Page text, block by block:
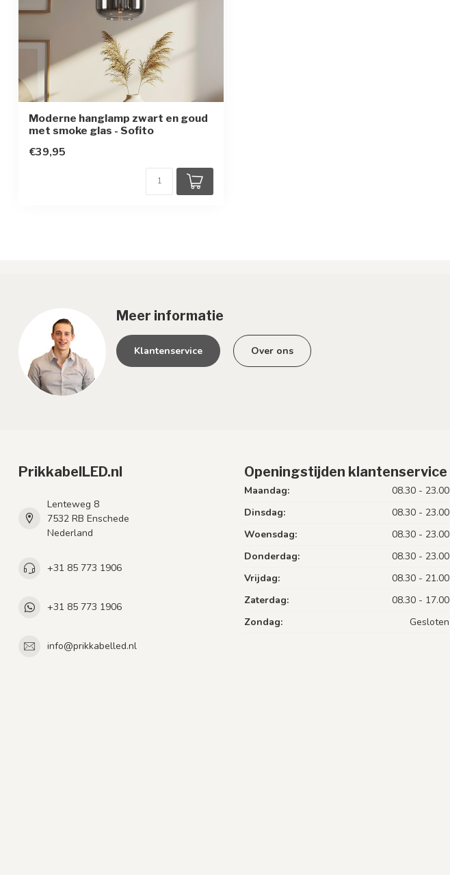
Moderne hanglamp zwart en goud
met smoke glas - Sofito
€39,95
Meer informatie
Klantenservice Over ons
PrikkabelLED.nl
Lenteweg 8
7532 RB Enschede
Nederland
+31 85 773 1906
+31 85 773 1906
info@prikkabelled.nl
Openingstijden klantenservice
Maandag:
08.30 - 23.00
Dinsdag:
08.30 - 23.00
Woensdag:
08.30 - 23.00
Donderdag:
08.30 - 23.00
Vrijdag:
08.30 - 21.00
Zaterdag:
08.30 - 17.00
Zondag:
Gesloten